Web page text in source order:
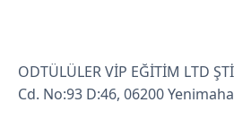
ODTÜLÜLER VİP EĞİTİM LTD
Cd. No:93 D:46, 06200